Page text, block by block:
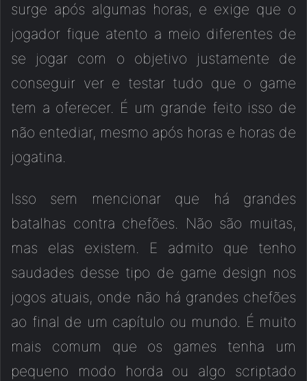
surge após algumas horas, e exige que o
jogador fique atento a meio diferentes de
se jogar com o objetivo justamente de
conseguir ver e testar tudo que o game
tem a oferecer. É um grande feito isso de
não entediar, mesmo após horas e horas de
jogatina.
Isso sem mencionar que há grandes
batalhas contra chefões. Não são muitas,
mas elas existem. E admito que tenho
saudades desse tipo de game design nos
jogos atuais, onde não há grandes chefões
ao final de um capítulo ou mundo. É muito
mais comum que os games tenha um
pequeno modo horda ou algo scriptado